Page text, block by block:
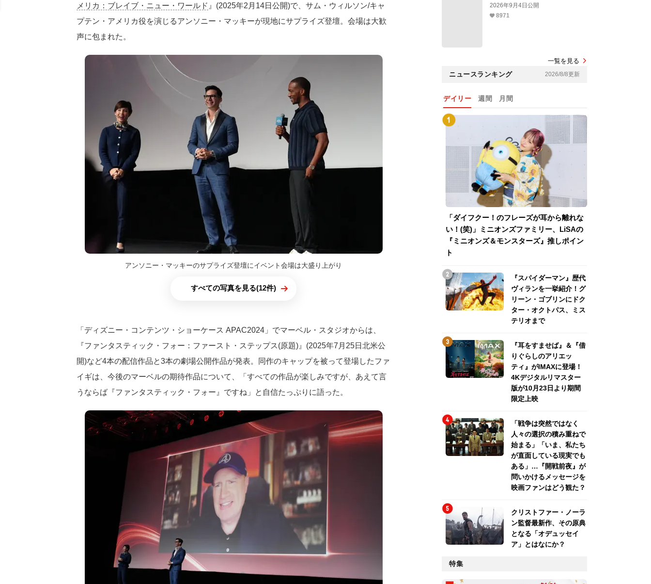
メリカ：ブレイブ・ニュー・ワールド 』(2025年2月14日公開)で、サム・ウィルソン/キャ
プテン・アメリカ役を演じるアンソニー・マッキーが現地にサプライズ登壇。会場は大歓
声に包まれた。
アンソニー・マッキーのサプライズ登壇にイベント会場は大盛り上がり
すべての写真を見る(12件)
「ディズニー・コンテンツ・ショーケース APAC2024」でマーベル・スタジオからは、
『ファンタスティック・フォー：ファースト・ステップス(原題)』(2025年7月25日北米公
開)など4本の配信作品と3本の劇場公開作品が発表。同作のキャップを被って登場したファ
イギは、今後のマーベルの期待作品について、「すべての作品が楽しみですが、あえて言
うならば『ファンタスティック・フォー』ですね」と自信たっぷりに語った。
2026年9月4日公開
8971
一覧を見る
ニュースランキング 2026/8/8更新
デイリー 週間 月間
「ダイフクー！のフレーズが耳から離れな
い！(笑)」ミニオンズファミリー、LiSAの
『ミニオンズ＆モンスターズ』推しポイン
ト
『スパイダーマン』歴代
ヴィランを一挙紹介！グ
リーン・ゴブリンにドク
ター・オクトパス、ミス
テリオまで
『耳をすませば』＆『借
りぐらしのアリエッ
ティ』がIMAXに登場！
4Kデジタルリマスター
版が10月23日より期間
限定上映
「戦争は突然ではなく
人々の選択の積み重ねで
始まる」「いま、私たち
が直面している現実でも
ある」…『開戦前夜』が
問いかけるメッセージを
映画ファンはどう観た？
クリストファー・ノーラ
ン監督最新作、その原典
となる「オデュッセイ
ア」とはなにか？
特集